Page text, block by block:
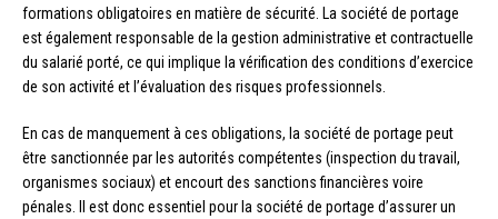
formations obligatoires en matière de sécurité. La société de portage
est également responsable de la gestion administrative et contractuelle
du salarié porté, ce qui implique la vérification des conditions d’exercice
de son activité et l’évaluation des risques professionnels.
En cas de manquement à ces obligations, la société de portage peut
être sanctionnée par les autorités compétentes (inspection du travail,
organismes sociaux) et encourt des sanctions financières voire
pénales. Il est donc essentiel pour la société de portage d’assurer un